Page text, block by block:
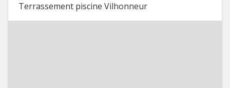
Terrassement piscine Vilhonneur